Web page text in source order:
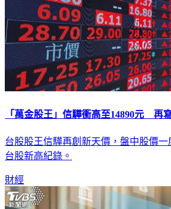
「萬金股王」信驊衝高至14890元 再
台股股王信驊再創新天價，盤中股價一
台股新高紀錄。
財經